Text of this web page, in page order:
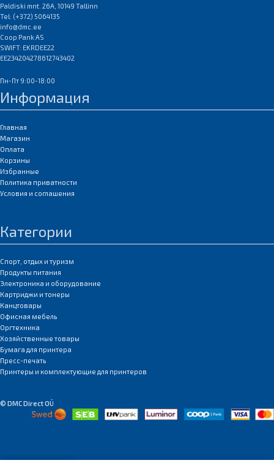
Paldiski mnt. 26A, 10149 Tallinn
Tel: (+372) 5064135
info@dmc.ee
Coop Pank AS
SWIFT: EKRDEE22
EE234204278612743402
Пн-Пт 9:00-18:00
Информация
Главная
Магазин
Оплата
Корзины
Избранные
Политика приватности
Условия и соглашения
Категории
Спорт, отдых и туризм
Продукты питания
Электроника и оборудование
Картриджи и тонеры
Канцтовары
Офисная мебель
Оргтехника
Хозяйственные товары
Бумага для принтера
Пресс-печать
Принтеры и комплектующие для принтеров
© DMC Direct OÜ